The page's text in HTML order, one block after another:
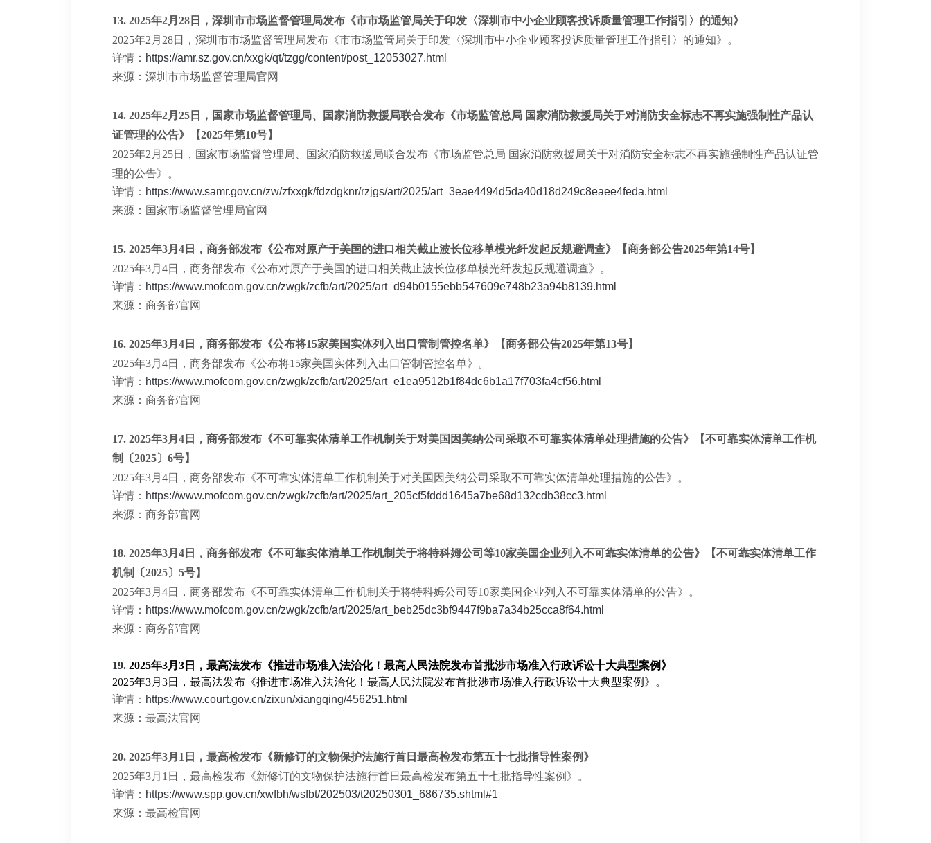
13. 2025年2月28日，深圳市市场监督管理局发布《市市场监管局关于印发〈深圳市中小企业顾客投诉质量管理工作指引〉的通知》
2025年2月28日，深圳市市场监督管理局发布《市市场监管局关于印发〈深圳市中小企业顾客投诉质量管理工作指引〉的通知》。
详情： https://amr.sz.gov.cn/xxgk/qt/tzgg/content/post_12053027.html
来源：深圳市市场监督管理局官网
14. 2025年2月25日，国家市场监督管理局、国家消防救援局联合发布《市场监管总局 国家消防救援局关于对消防安全标志不再实施强制性产品认
证管理的公告》【2025年第10号】
2025年2月25日，国家市场监督管理局、国家消防救援局联合发布《市场监管总局 国家消防救援局关于对消防安全标志不再实施强制性产品认证管
理的公告》。
详情： https://www.samr.gov.cn/zw/zfxxgk/fdzdgknr/rzjgs/art/2025/art_3eae4494d5da40d18d249c8eaee4feda.html
来源：国家市场监督管理局官网
15. 2025年3月4日，商务部发布《公布对原产于美国的进口相关截止波长位移单模光纤发起反规避调查》【商务部公告2025年第14号】
2025年3月4日，商务部发布《公布对原产于美国的进口相关截止波长位移单模光纤发起反规避调查》。
详情： https://www.mofcom.gov.cn/zwgk/zcfb/art/2025/art_d94b0155ebb547609e748b23a94b8139.html
来源：商务部官网
16. 2025年3月4日，商务部发布《公布将15家美国实体列入出口管制管控名单》【商务部公告2025年第13号】
2025年3月4日，商务部发布《公布将15家美国实体列入出口管制管控名单》。
详情： https://www.mofcom.gov.cn/zwgk/zcfb/art/2025/art_e1ea9512b1f84dc6b1a17f703fa4cf56.html
来源：商务部官网
17. 2025年3月4日，商务部发布《不可靠实体清单工作机制关于对美国因美纳公司采取不可靠实体清单处理措施的公告》【不可靠实体清单工作机
制〔2025〕6号】
2025年3月4日，商务部发布《不可靠实体清单工作机制关于对美国因美纳公司采取不可靠实体清单处理措施的公告》。
详情： https://www.mofcom.gov.cn/zwgk/zcfb/art/2025/art_205cf5fddd1645a7be68d132cdb38cc3.html
来源：商务部官网
18. 2025年3月4日，商务部发布《不可靠实体清单工作机制关于将特科姆公司等10家美国企业列入不可靠实体清单的公告》【不可靠实体清单工作
机制〔2025〕5号】
2025年3月4日，商务部发布《不可靠实体清单工作机制关于将特科姆公司等10家美国企业列入不可靠实体清单的公告》。
详情： https://www.mofcom.gov.cn/zwgk/zcfb/art/2025/art_beb25dc3bf9447f9ba7a34b25cca8f64.html
来源：商务部官网
19. 2025年3月3日，最高法发布《推进市场准入法治化！最高人民法院发布首批涉市场准入行政诉讼十大典型案例》
2025年3月3日，最高法发布《推进市场准入法治化！最高人民法院发布首批涉市场准入行政诉讼十大典型案例》。
详情： https://www.court.gov.cn/zixun/xiangqing/456251.html
来源：最高法官网
20. 2025年3月1日，最高检发布《新修订的文物保护法施行首日最高检发布第五十七批指导性案例》
2025年3月1日，最高检发布《新修订的文物保护法施行首日最高检发布第五十七批指导性案例》。
详情： https://www.spp.gov.cn/xwfbh/wsfbt/202503/t20250301_686735.shtml#1
来源：最高检官网